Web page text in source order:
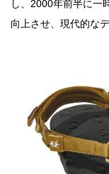
084
082
081 Back
080 grn
079 GRIP
078 gym
し、2000年前半に一
向上させ、現代的な